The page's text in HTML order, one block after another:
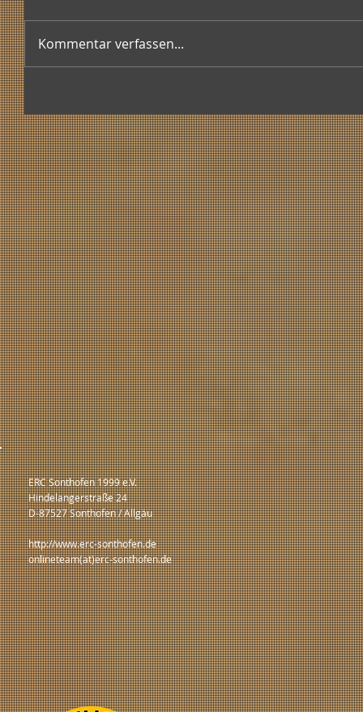
Kommentar verfassen...
ERC Sonthofen 1999 e.V.
Hindelangerstraße 24
D-87527 Sonthofen / Allgäu
http://www.erc-sonthofen.de
onlineteam(at)erc-sonthofen.de